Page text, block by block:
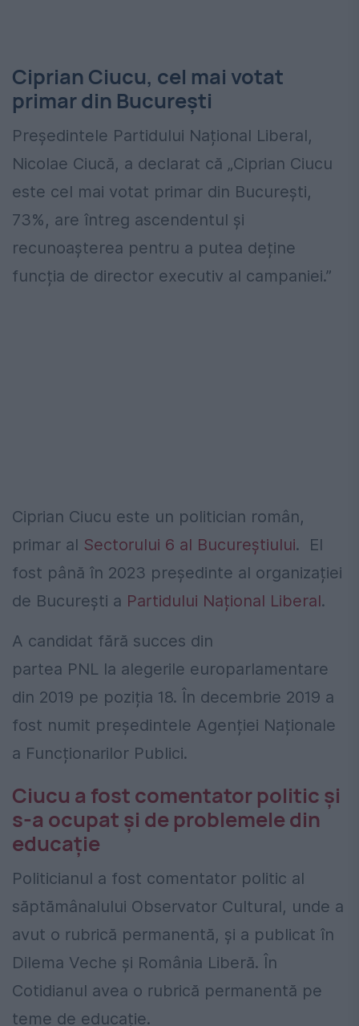
Ciprian Ciucu, cel mai votat
primar din București
Președintele Partidului Național Liberal,
Nicolae Ciucă, a declarat că „Ciprian Ciucu
este cel mai votat primar din București,
73%, are întreg ascendentul și
recunoașterea pentru a putea deține
funcția de director executiv al campaniei.”
Ciprian Ciucu este un politician român,
primar al Sectorului 6 al Bucureștiului. El
fost până în 2023 președinte al organizației
de București a Partidului Național Liberal.
A candidat fără succes din
partea PNL la alegerile europarlamentare
din 2019 pe poziția 18. În decembrie 2019 a
fost numit președintele Agenției Naționale
a Funcționarilor Publici.
Ciucu a fost comentator politic și
s-a ocupat și de problemele din
educație
Politicianul a fost comentator politic al
săptămânalului Observator Cultural, unde a
avut o rubrică permanentă, și a publicat în
Dilema Veche și România Liberă. În
Cotidianul avea o rubrică permanentă pe
teme de educație.